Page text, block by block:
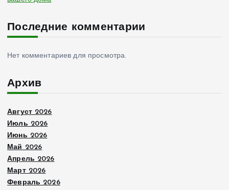
Последние комментарии
Нет комментариев для просмотра.
Архив
Август 2026
Июль 2026
Июнь 2026
Май 2026
Апрель 2026
Март 2026
Февраль 2026